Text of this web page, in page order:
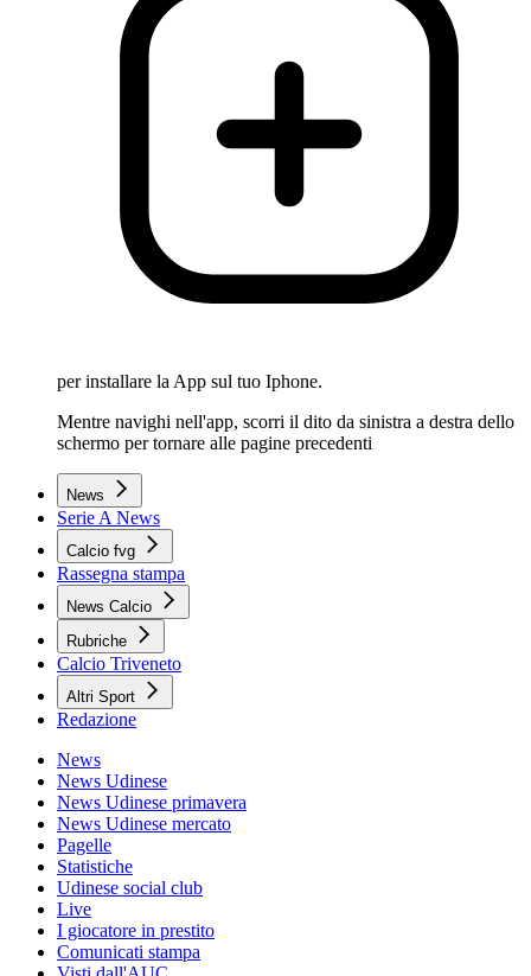
per installare la App sul tuo Iphone.
Mentre navighi nell'app, scorri il dito da sinistra a destra dello
schermo per tornare alle pagine precedenti
News
Serie A News
Calcio fvg
Rassegna stampa
News Calcio
Rubriche
Calcio Triveneto
Altri Sport
Redazione
News
News Udinese
News Udinese primavera
News Udinese mercato
Pagelle
Statistiche
Udinese social club
Live
I giocatore in prestito
Comunicati stampa